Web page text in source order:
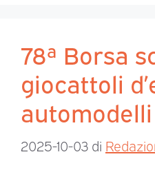
78ª Borsa
giocattoli
automodelli
2025-10-03 di